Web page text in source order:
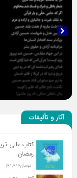
آثار و تألیفات
کتاب عالی
رمضان
تومان100,000